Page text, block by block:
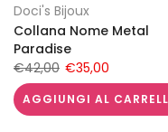
Doci's Bijoux
Collana Nome Metal
Paradise
€42,00 €35,00
AGGIUNGI AL